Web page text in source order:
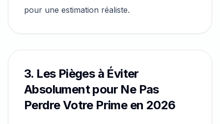
pour une estimation réaliste.
3. Les Pièges à Éviter
Absolument pour Ne Pas
Perdre Votre Prime en 2026